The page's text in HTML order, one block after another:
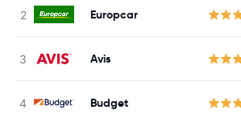
Europcar
Avis
Budget